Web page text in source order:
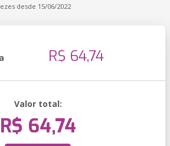
desde 15/06/2022
R$ 64,74
Valor total:
R$ 64,74